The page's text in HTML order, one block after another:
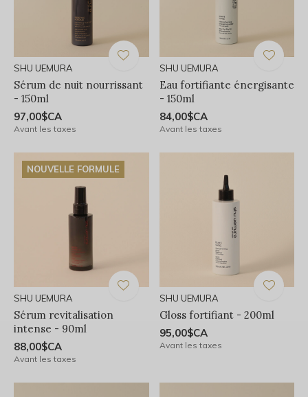
SHU UEMURA
Sérum de nuit nourrissant
- 150ml
97,00$CA
Avant les taxes
SHU UEMURA
Eau fortifiante énergisante
- 150ml
84,00$CA
Avant les taxes
NOUVELLE FORMULE
SHU UEMURA
Sérum revitalisation
intense - 90ml
88,00$CA
Avant les taxes
SHU UEMURA
Gloss fortifiant - 200ml
95,00$CA
Avant les taxes